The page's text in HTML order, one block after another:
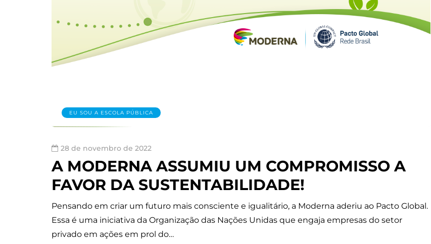
EU SOU A ESCOLA PÚBLICA
28 de novembro de 2022
A MODERNA ASSUMIU UM COMPROMISSO A
FAVOR DA SUSTENTABILIDADE!
Pensando em criar um futuro mais consciente e igualitário, a Moderna aderiu ao Pacto Global.
Essa é uma iniciativa da Organização das Nações Unidas que engaja empresas do setor
privado em ações em prol do…